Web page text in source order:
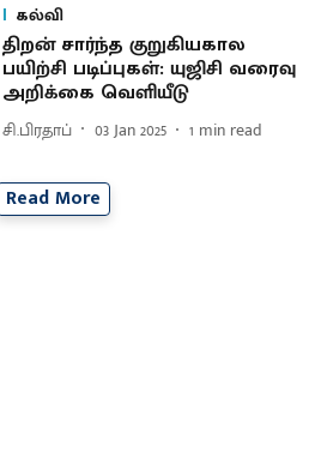
கல்வி
திறன் சார்ந்த குறுகியகால
பயிற்சி படிப்புகள்: யுஜிசி வரைவு
அறிக்கை வெளியீடு
சி.பிரதாப் 03 Jan 2025 1 min read
Read More